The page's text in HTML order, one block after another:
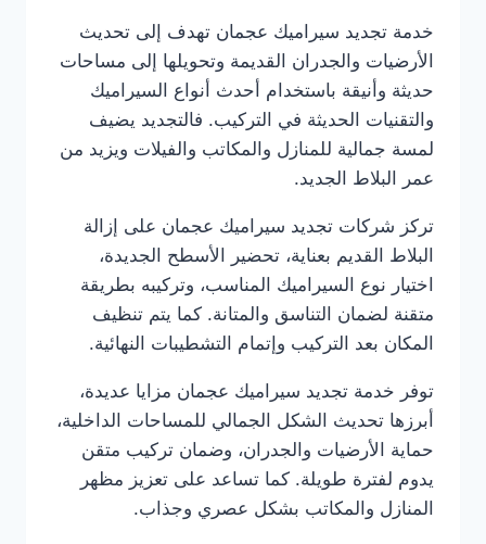
خدمة تجديد سيراميك عجمان تهدف إلى تحديث
الأرضيات والجدران القديمة وتحويلها إلى مساحات
حديثة وأنيقة باستخدام أحدث أنواع السيراميك
والتقنيات الحديثة في التركيب. فالتجديد يضيف
لمسة جمالية للمنازل والمكاتب والفيلات ويزيد من
عمر البلاط الجديد.
تركز شركات تجديد سيراميك عجمان على إزالة
البلاط القديم بعناية، تحضير الأسطح الجديدة،
اختيار نوع السيراميك المناسب، وتركيبه بطريقة
متقنة لضمان التناسق والمتانة. كما يتم تنظيف
المكان بعد التركيب وإتمام التشطيبات النهائية.
توفر خدمة تجديد سيراميك عجمان مزايا عديدة،
أبرزها تحديث الشكل الجمالي للمساحات الداخلية،
حماية الأرضيات والجدران، وضمان تركيب متقن
يدوم لفترة طويلة. كما تساعد على تعزيز مظهر
المنازل والمكاتب بشكل عصري وجذاب.